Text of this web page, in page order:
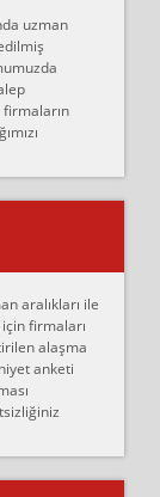
gün
uzman
aralıkları ile
firmaları
alaşma
anketi